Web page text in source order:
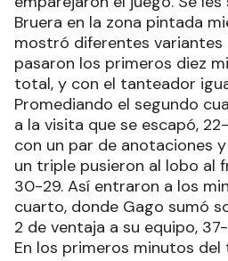
Bruera en la zona pintada
mostró diferentes variantes
pasaron los primeros diez
total, y con el tanteador
Promediando el segundo
a la visita que se escapó,
con un par de anotaciones
un triple pusieron al lobo al
30-29. Así entraron a los
cuarto, donde Gago sumó
2 de ventaja a su equipo,
En los primeros minutos